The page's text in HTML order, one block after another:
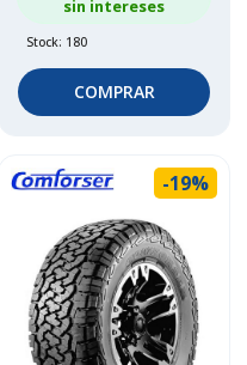
sin intereses
Stock: 180
COMPRAR
-19%